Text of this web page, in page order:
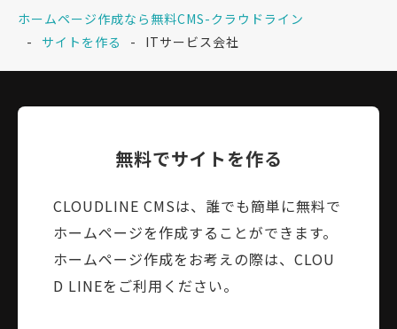
ホームページ作成なら無料CMS-クラウドライン
サイトを作る
ITサービス会社
無料でサイトを作る
CLOUDLINE CMSは、誰でも簡単に無料で
ホームページを作成することができます。
ホームページ作成をお考えの際は、CLOU
D LINEをご利用ください。